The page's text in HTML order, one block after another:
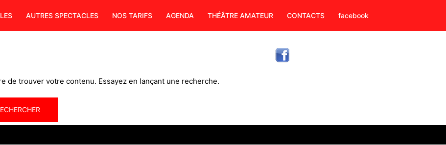
AUTRES SPECTACLES NOS TARIFS AGENDA THÉÂTRE AMATEUR CONTACTS facebook
de trouver votre contenu. Essayez en lançant une recherche.